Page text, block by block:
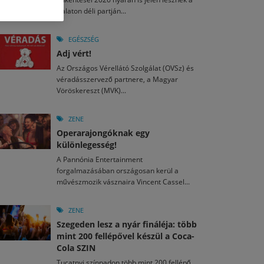
2026. JÚL. 15.
nézők 10 kedvenc filmje 2026 első félévében
2026. JÚL. 3.
án hozzánk is megérkezik a Rocktábor
2026. JÚL. 29.
a jubileumi Művészetek Völgye – még öt
kulturális ünnep
Fesztivál 2026
egy mese: 30 napos mesekihívást indít a Libri
2026. MÁJ. 11.
László kapta az Artisjus Irodalmi Nagydíjat
Balaton déli partján...
EGÉSZSÉG
Adj vért!
Az Országos Vérellátó Szolgálat (OVSz) és
véradásszervező partnere, a Magyar
Vöröskereszt (MVK)...
ZENE
Operarajongóknak egy
különlegesség!
A Pannónia Entertainment
forgalmazásában országosan kerül a
művészmozik vásznaira Vincent Cassel...
ZENE
Szegeden lesz a nyár fináléja: több
mint 200 fellépővel készül a Coca-
Cola SZIN